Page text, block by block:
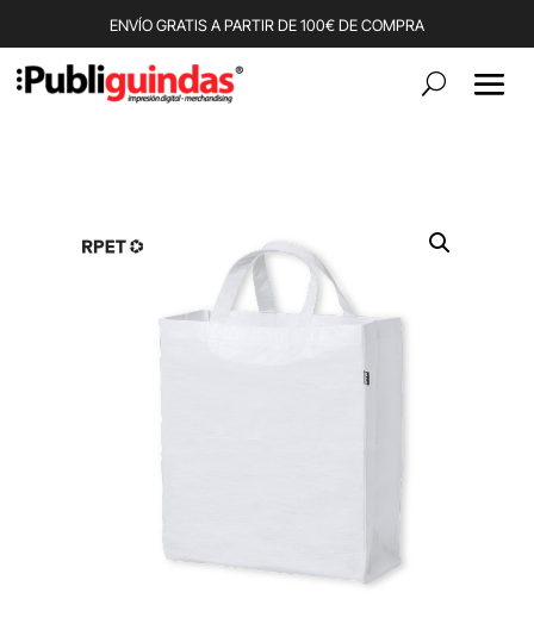
ENVÍO GRATIS A PARTIR DE 100€ DE COMPRA